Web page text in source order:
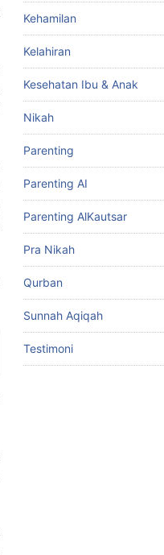
Kehamilan
Kelahiran
Kesehatan Ibu & Anak
Nikah
Parenting
Parenting AI
Parenting AlKautsar
Pra Nikah
Qurban
Sunnah Aqiqah
Testimoni